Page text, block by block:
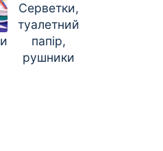
Серветки,
туалетний
папір,
рушники